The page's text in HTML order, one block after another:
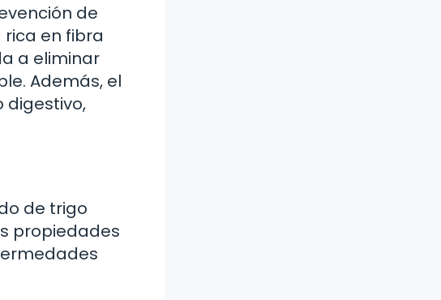
de
en fibra
a eliminar
Además, el
digestivo,
de trigo
propiedades